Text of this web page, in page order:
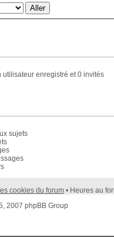
utilisateur enregistré et 0 invités
sujets
cookies du forum• Heures au
2007 phpBB Group